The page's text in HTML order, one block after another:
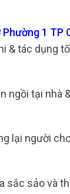
1 TP
tác dụng
ngồi tại
lại người
sảo và